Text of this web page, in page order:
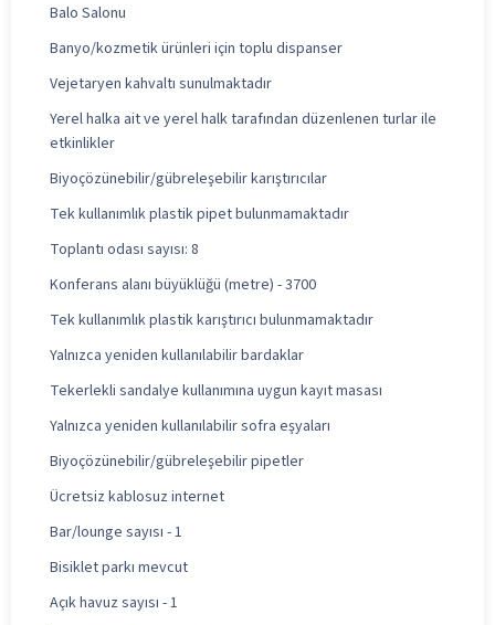
Balo Salonu
Banyo/kozmetik ürünleri için toplu dispanser
Vejetaryen kahvaltı sunulmaktadır
Yerel halka ait ve yerel halk tarafından düzenlenen turlar ile
etkinlikler
Biyoçözünebilir/gübreleşebilir karıştırıcılar
Tek kullanımlık plastik pipet bulunmamaktadır
Toplantı odası sayısı: 8
Konferans alanı büyüklüğü (metre) - 3700
Tek kullanımlık plastik karıştırıcı bulunmamaktadır
Yalnızca yeniden kullanılabilir bardaklar
Tekerlekli sandalye kullanımına uygun kayıt masası
Yalnızca yeniden kullanılabilir sofra eşyaları
Biyoçözünebilir/gübreleşebilir pipetler
Ücretsiz kablosuz internet
Bar/lounge sayısı - 1
Bisiklet parkı mevcut
Açık havuz sayısı - 1